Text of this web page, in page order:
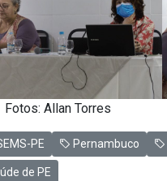
Fotos: Allan Torres
PE Pernambuco
de PE